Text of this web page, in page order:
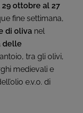
29 ottobre al 27
fine settimana,
di oliva nel
delle
tra gli olivi,
medievali e
e.v.o. di